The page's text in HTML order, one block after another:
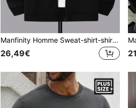
Manfinity Homme Sweat-shirt-shirt zippé devant doublé thermique pour homme grande taille, minimaliste et pour un port quotidien, pour l'automne et l'hiver, Top à manches longues
26,49€